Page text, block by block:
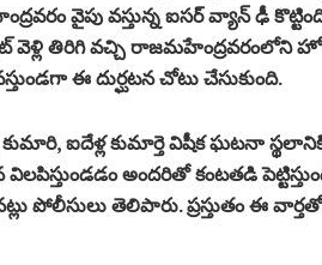
వైపు వస్తున్న ఐసర్‌ వ్యాన్‌ ఢీ
వెళ్లి తిరిగి వచ్చి రాజమహేంద్రవరంలోని
ఈ దుర్ఘటన చోటు చేసుకుంది.
ఐదేళ్ల కుమార్తె విషీక ఘటనా స్థలానికి
అందరితో కంటతడి
పోలీసులు తెలిపారు. ప్రస్తుతం ఈ